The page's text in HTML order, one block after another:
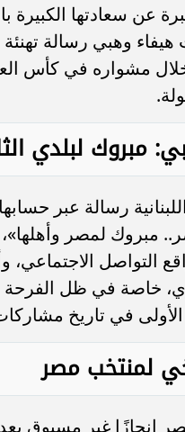
2026، معبرة عن سعادتها
هيفاء وهبي رسالة
مبروك لبلدي
رسالة عبر
مبروك لمصر
التواصل الاجتماعي،
خاصة في ظل الفرحة
لمنتخب مصر